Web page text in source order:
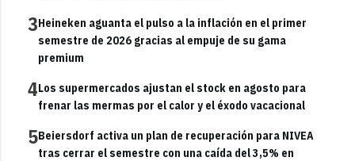
3Heineken aguanta el pulso a la inflación en el primer
semestre de 2026 gracias al empuje de su gama
premium
4Los supermercados ajustan el stock en agosto para
frenar las mermas por el calor y el éxodo vacacional
5Beiersdorf activa un plan de recuperación para NIVEA
tras cerrar el semestre con una caída del 3,5% en